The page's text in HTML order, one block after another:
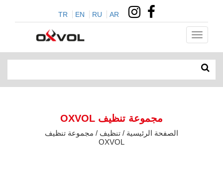
TR EN RU AR
مجموعة تنظيف OXVOL
الصفحة الرئيسية / تنظيف / مجموعة تنظيف
OXVOL